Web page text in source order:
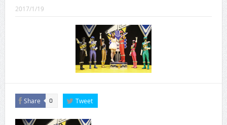
CINEMA×STYLE 287号
CINEMA×STYLE 286号
CINEMA×STYLE 285号
CINEMA×STYLE 294号
2017/1/19
Share 0 Tweet